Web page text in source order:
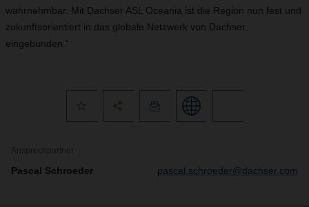
wahrnehmbar. Mit Dachser ASL Oceania ist die Region nun fest und
zukunftsorientiert in das globale Netzwerk von Dachser
eingebunden.“
Ansprechpartner
Pascal Schroeder pascal.schroeder@dachser.com